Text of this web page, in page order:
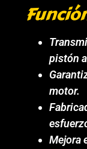
pistón
motor.
Mejora